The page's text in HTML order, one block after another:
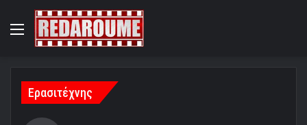
Menu
Ερασιτέχνης